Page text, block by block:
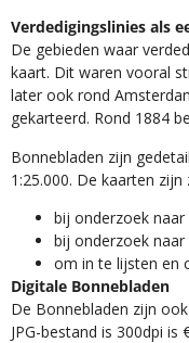
Verdedigingslinies als
De gebieden waar
kaart. Dit waren vooral
later ook rond
gekarteerd. Rond 1884
Bonnebladen zijn
1:25.000. De kaarten zijn
​bij onderzoek naar
bij onderzoek
om in te lijsten en
Digitale Bonnebladen
De Bonnebladen zijn
JPG-bestand is 300dpi